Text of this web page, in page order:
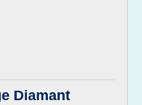
Diamant